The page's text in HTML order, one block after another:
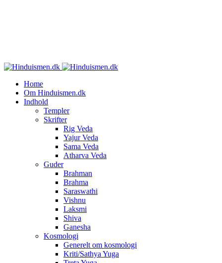
Home
Om Hinduismen.dk
Indhold
Templer
Skrifter
Rig Veda
Yajur Veda
Sama Veda
Atharva Veda
Guder
Brahman
Brahma
Saraswathi
Vishnu
Laksmi
Shiva
Ganesha
Kosmologi
Generelt om kosmologi
Kriti/Sathya Yuga